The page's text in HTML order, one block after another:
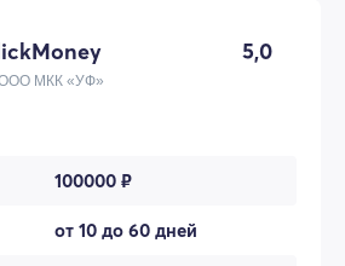
5,0
ООО МКК «УФ»
100000 ₽
от 10 до 60 дней